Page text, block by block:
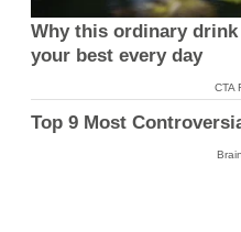
Why this ordinary
your best every day
CTA
Top 9 Most